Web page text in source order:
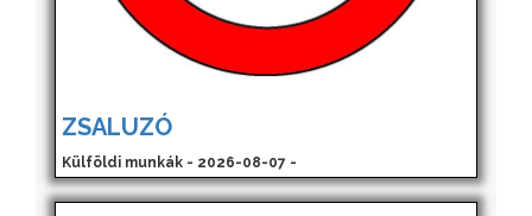
ZSALUZÓ
Külföldi munkák - 2026-08-07 -